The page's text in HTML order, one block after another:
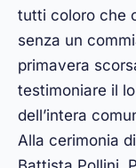
tutti coloro che
senza un
primavera
testimoniare il
dell’intera
Alla cerimonia